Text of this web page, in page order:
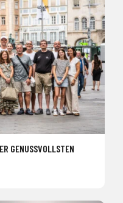
GENUSSVOLLSTEN